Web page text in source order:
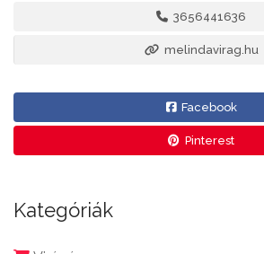
3656441636
melindavirag.hu
Facebook
Pinterest
Kategóriák